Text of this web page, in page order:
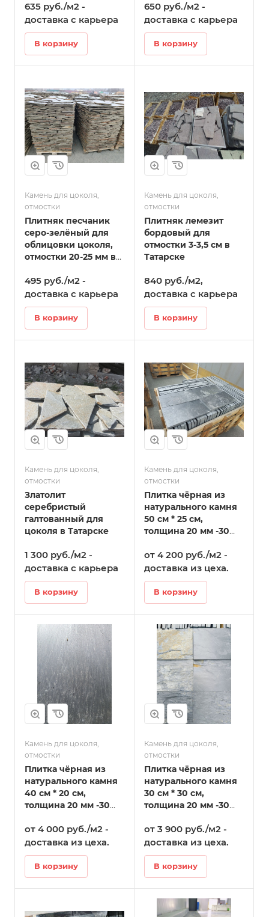
Татарске
635 руб./м2 -
доставка с карьера
В корзину
650 руб./м2 -
доставка с карьера
В корзину
Камень для цоколя,
отмостки
Плитняк песчаник
серо-зелёный для
облицовки цоколя,
отмостки 20-25 мм в
495 руб./м2 -
доставка с карьера
В корзину
Камень для цоколя,
отмостки
Плитняк лемезит
бордовый для
отмостки 3-3,5 см в
Татарске
840 руб./м2,
доставка с карьера
В корзину
Камень для цоколя,
отмостки
Златолит
серебристый
галтованный для
цоколя в Татарске
1 300 руб./м2 -
доставка с карьера
В корзину
Камень для цоколя,
отмостки
Плитка чёрная из
натурального камня
50 см * 25 см,
толщина 20 мм -30
от 4 200 руб./м2 -
доставка из цеха.
В корзину
Камень для цоколя,
отмостки
Плитка чёрная из
натурального камня
40 см * 20 см,
толщина 20 мм -30
от 4 000 руб./м2 -
доставка из цеха.
В корзину
Камень для цоколя,
отмостки
Плитка чёрная из
натурального камня
30 см * 30 см,
толщина 20 мм -30
от 3 900 руб./м2 -
доставка из цеха.
В корзину